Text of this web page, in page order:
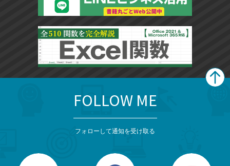
FOLLOW ME
フォローして通知を受け取る